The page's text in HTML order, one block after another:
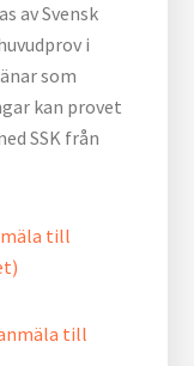
av Svensk
i
som
kan provet
SSK från
till
till